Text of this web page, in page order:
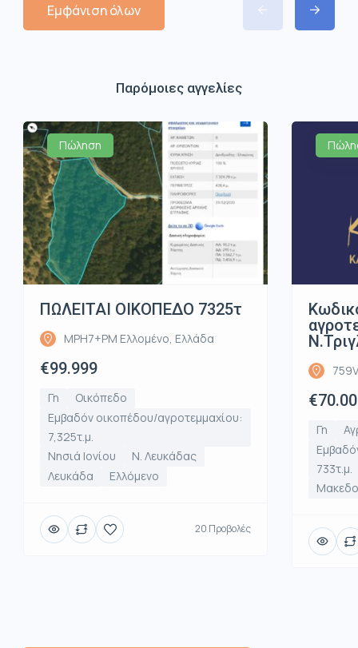
Εμφάνιση όλων
Παρόμοιες αγγελίες
Πώληση
ΠΩΛΕΙΤΑΙ ΟΙΚΟΠΕΔΟ 7325τ
MPH7+PM Ελλομένο, Ελλάδα
€99.999
Γη
Οικόπεδο
Εμβαδόν οικοπέδου/αγροτεμμαχίου:
7,325τ.μ.
Νησιά Ιονίου
Ν. Λευκάδας
Λευκάδα
Ελλόμενο
20 Προβολές
Γη
733τ.μ.